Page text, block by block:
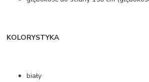
KOLORYSTYKA
biały